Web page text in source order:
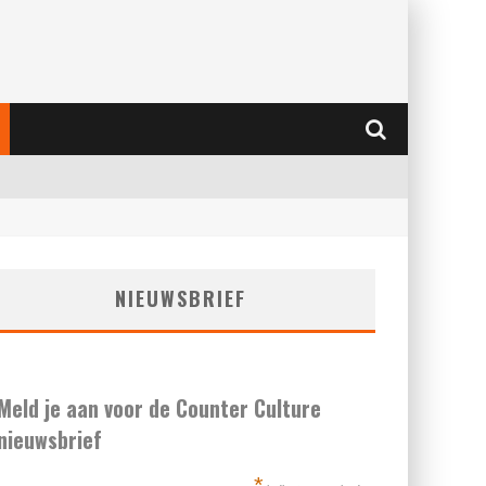
NIEUWSBRIEF
je aan voor de Counter Culture